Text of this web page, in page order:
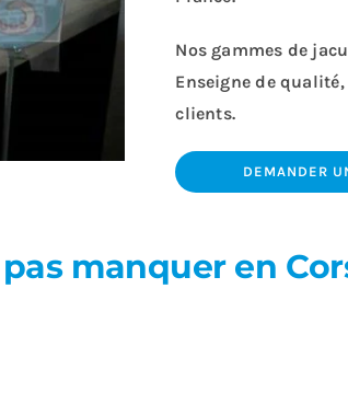
Nos gammes de
Enseigne de
clients.
DEMANDER
manquer en